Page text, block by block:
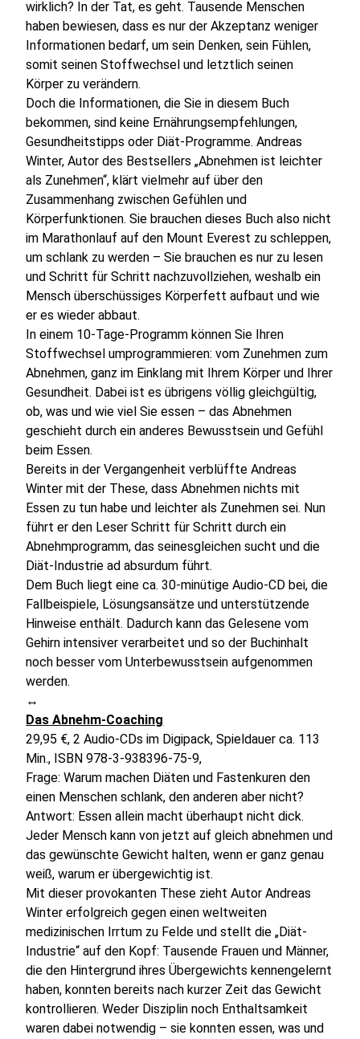
wirklich? In der Tat, es geht. Tausende Menschen
haben bewiesen, dass es nur der Akzeptanz weniger
Informationen bedarf, um sein Denken, sein Fühlen,
somit seinen Stoffwechsel und letztlich seinen
Körper zu verändern.
Doch die Informationen, die Sie in diesem Buch
bekommen, sind keine Ernährungsempfehlungen,
Gesundheitstipps oder Diät-Programme. Andreas
Winter, Autor des Bestsellers „Abnehmen ist leichter
als Zunehmen“, klärt vielmehr auf über den
Zusammenhang zwischen Gefühlen und
Körperfunktionen. Sie brauchen dieses Buch also nicht
im Marathonlauf auf den Mount Everest zu schleppen,
um schlank zu werden – Sie brauchen es nur zu lesen
und Schritt für Schritt nachzuvollziehen, weshalb ein
Mensch überschüssiges Körperfett aufbaut und wie
er es wieder abbaut.
In einem 10-Tage-Programm können Sie Ihren
Stoffwechsel umprogrammieren: vom Zunehmen zum
Abnehmen, ganz im Einklang mit Ihrem Körper und Ihrer
Gesundheit. Dabei ist es übrigens völlig gleichgültig,
ob, was und wie viel Sie essen – das Abnehmen
geschieht durch ein anderes Bewusstsein und Gefühl
beim Essen.
Bereits in der Vergangenheit verblüffte Andreas
Winter mit der These, dass Abnehmen nichts mit
Essen zu tun habe und leichter als Zunehmen sei. Nun
führt er den Leser Schritt für Schritt durch ein
Abnehmprogramm, das seinesgleichen sucht und die
Diät-Industrie ad absurdum führt.
Dem Buch liegt eine ca. 30-minütige Audio-CD bei, die
Fallbeispiele, Lösungsansätze und unterstützende
Hinweise enthält. Dadurch kann das Gelesene vom
Gehirn intensiver verarbeitet und so der Buchinhalt
noch besser vom Unterbewusstsein aufgenommen
werden.
↔
Das Abnehm-Coaching
29,95 €, 2 Audio-CDs im Digipack, Spieldauer ca. 113
Min., ISBN 978-3-938396-75-9,
Frage: Warum machen Diäten und Fastenkuren den
einen Menschen schlank, den anderen aber nicht?
Antwort: Essen allein macht überhaupt nicht dick.
Jeder Mensch kann von jetzt auf gleich abnehmen und
das gewünschte Gewicht halten, wenn er ganz genau
weiß, warum er übergewichtig ist.
Mit dieser provokanten These zieht Autor Andreas
Winter erfolgreich gegen einen weltweiten
medizinischen Irrtum zu Felde und stellt die „Diät-
Industrie“ auf den Kopf: Tausende Frauen und Männer,
die den Hintergrund ihres Übergewichts kennengelernt
haben, konnten bereits nach kurzer Zeit das Gewicht
kontrollieren. Weder Disziplin noch Enthaltsamkeit
waren dabei notwendig – sie konnten essen, was und